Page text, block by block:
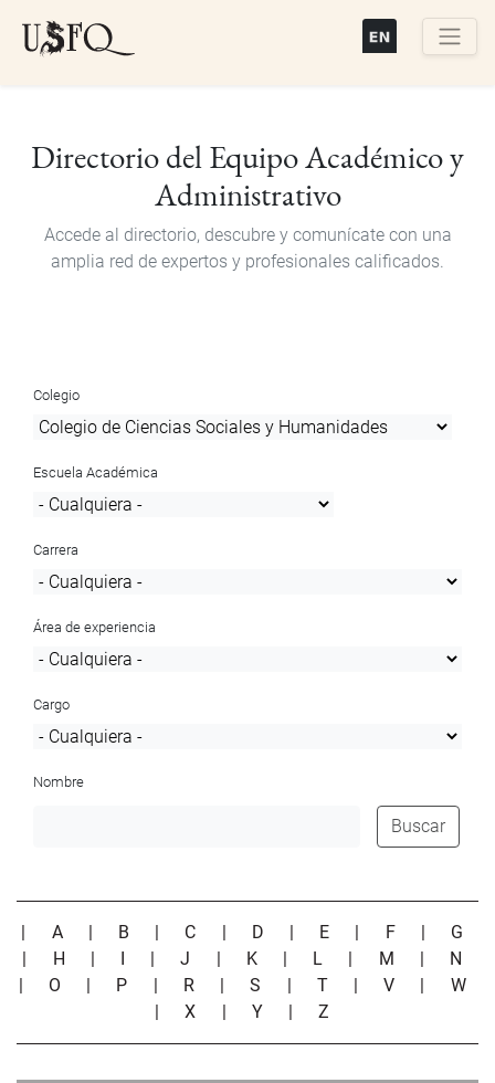
Directorio del Equipo Académico y
Administrativo
Accede al directorio, descubre y comunícate con una
amplia red de expertos y profesionales calificados.
Colegio
Escuela Académica
Carrera
Área de experiencia
Cargo
Nombre
Buscar
| A | B | C | D | E | F | G
| H | I |J | K | L | M | N
| O | P | R |S | T |V | W
|X | Y |Z